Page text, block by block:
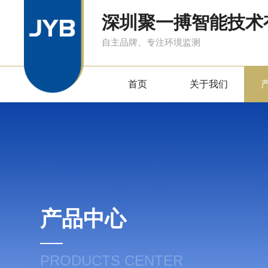
深圳聚一搏智能技
自主品牌、专注环境监测
首页 关于我们
产品中心
PRODUCTS CENTER